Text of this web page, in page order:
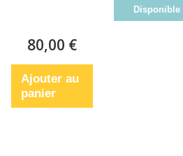
Disponible
80,00 €
Ajouter au
panier